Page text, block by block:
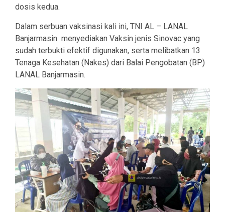
dosis kedua.
Dalam serbuan vaksinasi kali ini, TNI AL – LANAL
Banjarmasin menyediakan Vaksin jenis Sinovac yang
sudah terbukti efektif digunakan, serta melibatkan 13
Tenaga Kesehatan (Nakes) dari Balai Pengobatan (BP)
LANAL Banjarmasin.